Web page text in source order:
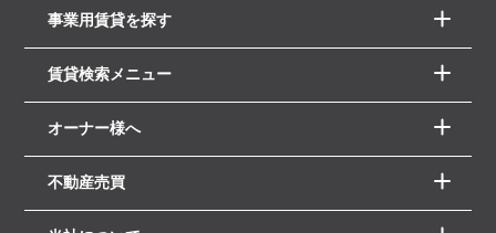
事業用賃貸を探す
賃貸検索メニュー
オーナー様へ
不動産売買